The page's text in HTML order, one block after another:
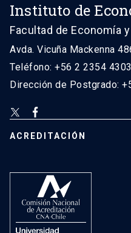
Instituto de
Facultad de Economía
Avda. Vicuña Mackenna
Teléfono: +56 2 2354 4303
Dirección de Postgrado:
ACREDITACIÓN